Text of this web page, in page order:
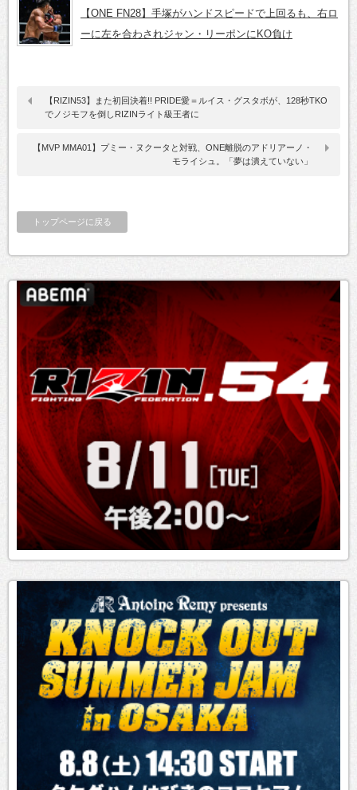
【ONE FN28】手塚がハンドスピードで上回るも、右ロ
ーに左を合わされジャン・リーポンにKO負け
【RIZIN53】また初回決着!! PRIDE愛＝ルイス・グスタボが、128秒TKO
でノジモフを倒しRIZINライト級王者に
【MVP MMA01】プミー・ヌクータと対戦、ONE離脱のアドリアーノ・
モライシュ。「夢は潰えていない」
トップページに戻る